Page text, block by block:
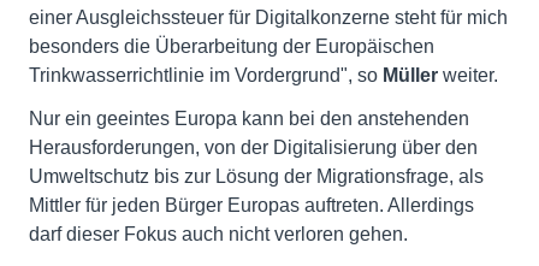
einer Ausgleichssteuer für Digitalkonzerne steht für mich
besonders die Überarbeitung der Europäischen
Trinkwasserrichtlinie im Vordergrund", so Müller weiter.
Nur ein geeintes Europa kann bei den anstehenden
Herausforderungen, von der Digitalisierung über den
Umweltschutz bis zur Lösung der Migrationsfrage, als
Mittler für jeden Bürger Europas auftreten. Allerdings
darf dieser Fokus auch nicht verloren gehen.